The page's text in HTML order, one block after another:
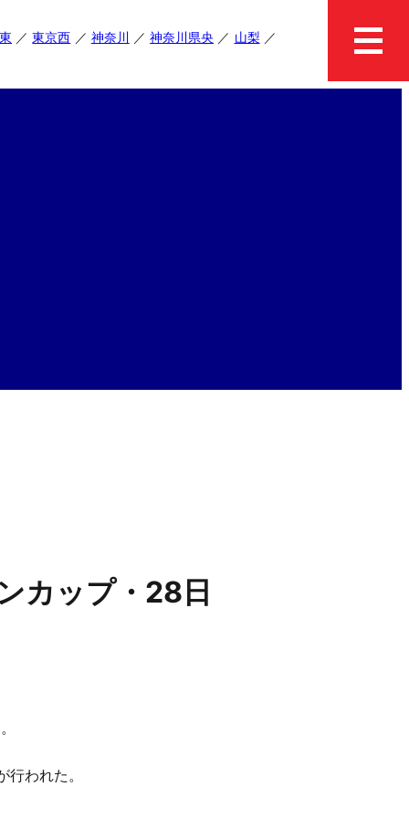
東京西 神奈川 神奈川県央 山梨
カップ・28日
われた。